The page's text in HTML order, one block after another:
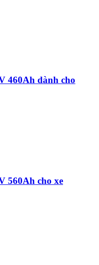
460Ah dành cho
560Ah cho xe